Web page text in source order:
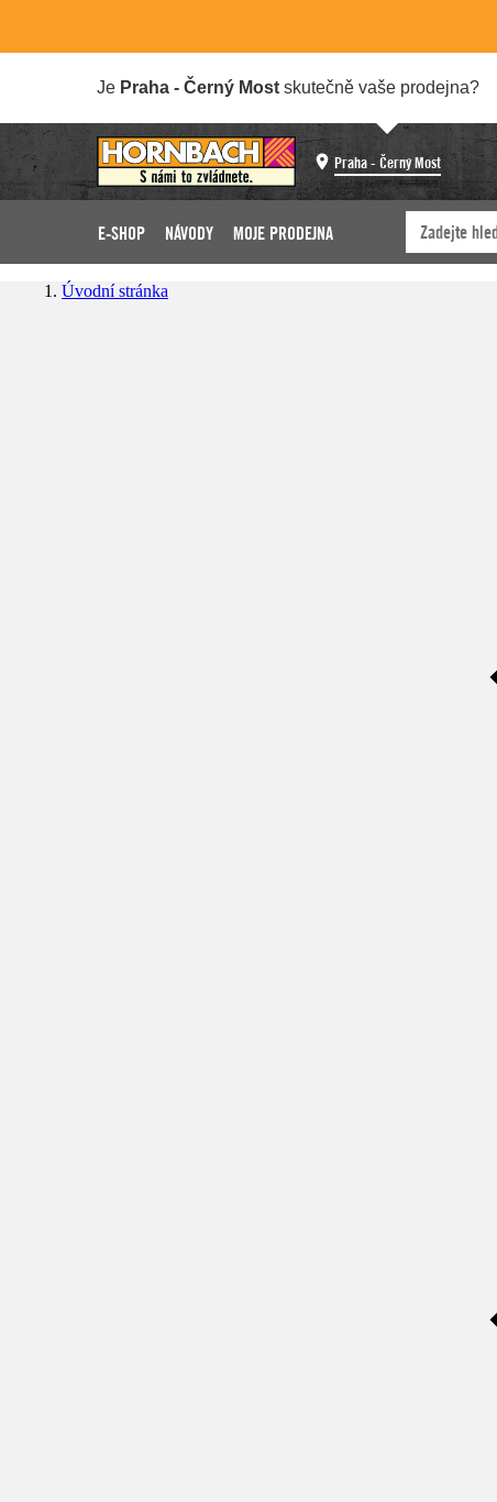
Je Praha - Černý Most skutečně vaše prodejna?
Praha - Černý Most
E-SHOP NÁVODY MOJE PRODEJNA
Úvodní stránka